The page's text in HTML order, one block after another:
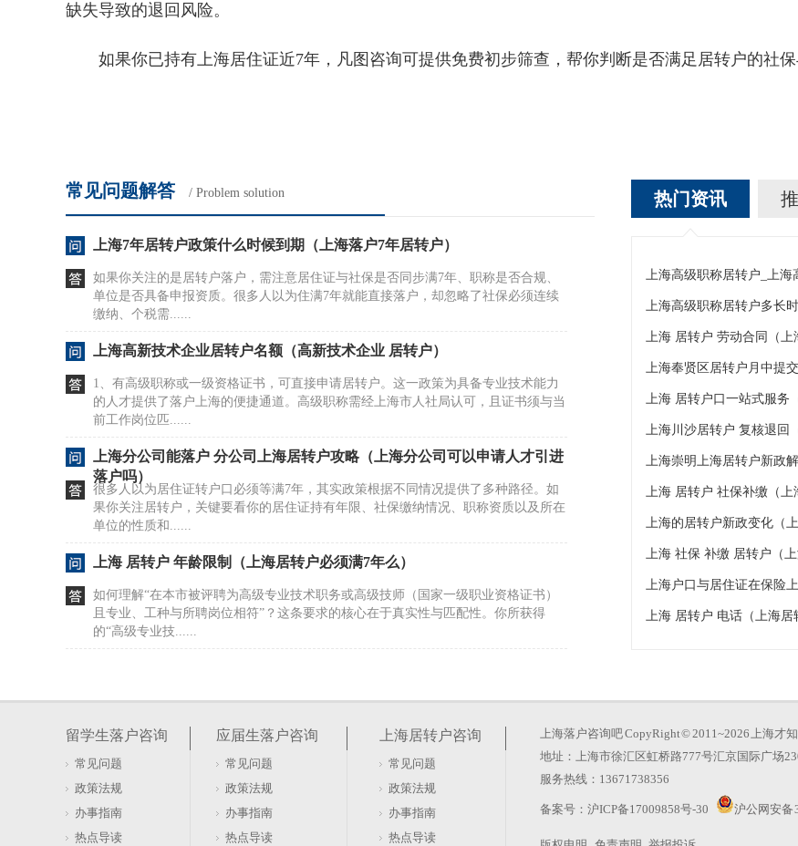
缺失导致的退回风险。
如果你已持有上海居住证近7年，凡图咨询可提供免费初步筛查，帮你判断是否满足居转户的社保
常见问题解答 / Problem solution
上海7年居转户政策什么时候到期（上海落户7年居转户）
如果你关注的是居转户落户，需注意居住证与社保是否同步满7年、职称是否合规、
单位是否具备申报资质。很多人以为住满7年就能直接落户，却忽略了社保必须连续
缴纳、个税需......
上海高新技术企业居转户名额（高新技术企业 居转户）
1、有高级职称或一级资格证书，可直接申请居转户。这一政策为具备专业技术能力
的人才提供了落户上海的便捷通道。高级职称需经上海市人社局认可，且证书须与当
前工作岗位匹......
上海分公司能落户 分公司上海居转户攻略（上海分公司可以申请人才引进
落户吗）
很多人以为居住证转户口必须等满7年，其实政策根据不同情况提供了多种路径。如
果你关注居转户，关键要看你的居住证持有年限、社保缴纳情况、职称资质以及所在
单位的性质和......
上海 居转户 年龄限制（上海居转户必须满7年么）
如何理解“在本市被评聘为高级专业技术职务或高级技师（国家一级职业资格证书）
且专业、工种与所聘岗位相符”？这条要求的核心在于真实性与匹配性。你所获得
的“高级专业技......
在上海，技术管理和关键岗位人员若满足特定社保或薪酬条件，可不受职称限制申请
工平均工资2......
上海,居转户,违反计划生育.docx（上海居转户未婚生子）
上海居转户政策中，计划生育问题一直是申请人关注的焦点。根据现行规定，若在
户口的申......
热门资讯
上海高级职称居转户多长
上海 居转户 劳动合同（上
上海奉贤区居转户月中提
上海 居转户口一站式服务
上海川沙居转户 复核退回
上海崇明上海居转户新政
上海 居转户 社保补缴（上
上海的居转户新政变化（
上海 社保 补缴 居转户（
上海户口与居住证在保险
上海 居转户 电话（上海居
留学生落户咨询
常见问题
政策法规
办事指南
热点导读
应届生落户咨询
常见问题
政策法规
办事指南
热点导读
上海居转户咨询
常见问题
政策法规
办事指南
热点导读
上海落户咨询吧CopyRight © 2011~2026 上海才
地址：上海市徐汇区虹桥路777号汇京国际广场
服务热线：13671738356
备案号： 沪ICP备17009858号-30 沪公网安备